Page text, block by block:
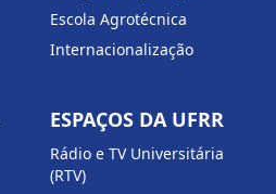
Escola Agrotécnica
Internacionalização
ESPAÇOS DA UFRR
Rádio e TV Universitária
(RTV)